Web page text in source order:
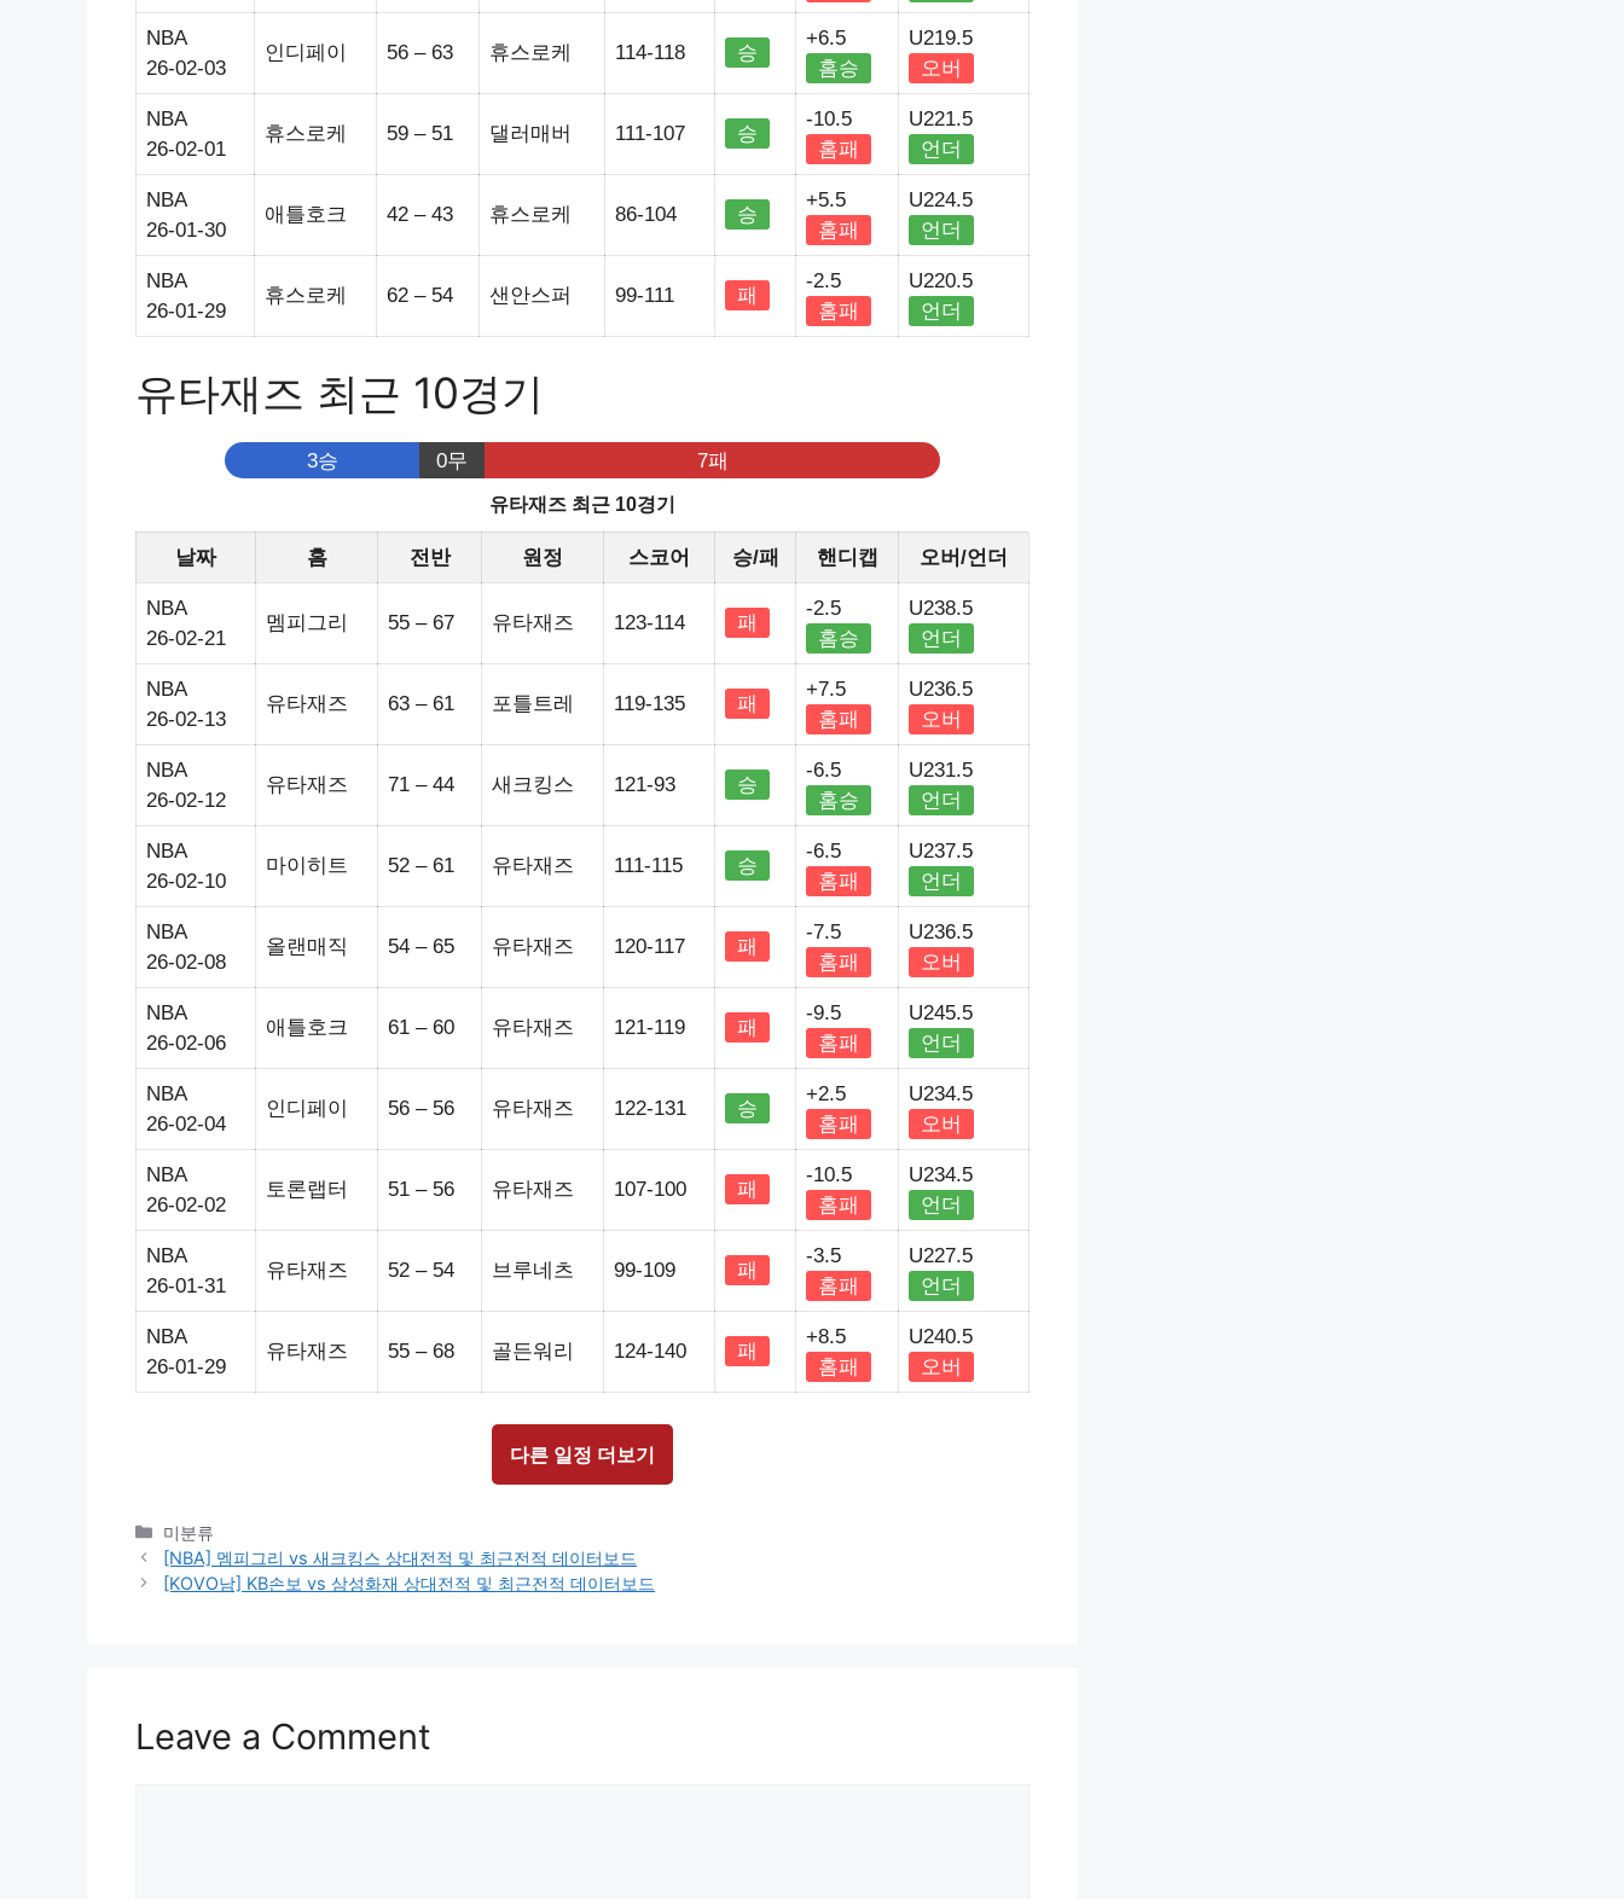
NBA
26-02-03
인디페이 56 – 63 휴스로케 114-118 승
+6.5
홈승
U219.5
오버
NBA
26-02-01
휴스로케 59 – 51 댈러매버 111-107 승
-10.5
홈패
U221.5
언더
NBA
26-01-30
애틀호크 42 – 43 휴스로케 86-104 승
+5.5
홈패
U224.5
언더
NBA
26-01-29
휴스로케 62 – 54 샌안스퍼 99-111 패
-2.5
홈패
U220.5
언더
유타재즈 최근 10경기
3승 0무 7패
유타재즈 최근 10경기
날짜 홈 전반 원정 스코어 승/패 핸디캡 오버/언더
NBA
26-02-21
멤피그리 55 – 67 유타재즈 123-114 패
-2.5
홈승
U238.5
언더
NBA
26-02-13
유타재즈 63 – 61 포틀트레 119-135 패
+7.5
홈패
U236.5
오버
NBA
26-02-12
유타재즈 71 – 44 새크킹스 121-93 승
-6.5
홈승
U231.5
언더
NBA
26-02-10
마이히트 52 – 61 유타재즈 111-115 승
-6.5
홈패
U237.5
언더
NBA
26-02-08
올랜매직 54 – 65 유타재즈 120-117 패
-7.5
홈패
U236.5
오버
NBA
26-02-06
애틀호크 61 – 60 유타재즈 121-119 패
-9.5
홈패
U245.5
언더
NBA
26-02-04
인디페이 56 – 56 유타재즈 122-131 승
+2.5
홈패
U234.5
오버
NBA
26-02-02
토론랩터 51 – 56 유타재즈 107-100 패
-10.5
홈패
U234.5
언더
NBA
26-01-31
유타재즈 52 – 54 브루네츠 99-109 패
-3.5
홈패
U227.5
언더
NBA
26-01-29
유타재즈 55 – 68 골든워리 124-140 패
+8.5
홈패
U240.5
오버
다른 일정 더보기
Categories
미분류
[NBA] 멤피그리 vs 새크킹스 상대전적 및 최근전적 데이터보드
[KOVO남] KB손보 vs 삼성화재 상대전적 및 최근전적 데이터보드
Leave a Comment